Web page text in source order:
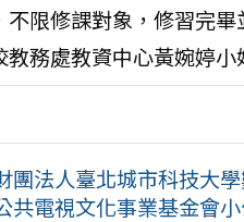
限修課對象，修習完
教務處教資中心黃婉婷
團法人臺北城市科技大
共電視文化事業基金會